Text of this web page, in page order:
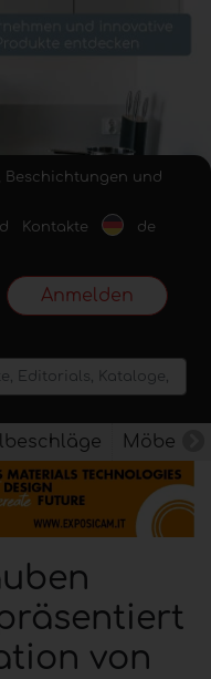
Beschichtungen und
Kontakte de
Anmelden
von